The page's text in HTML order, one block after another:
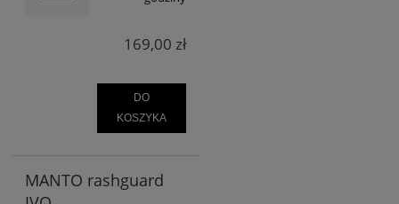
169,00 zł
DO
KOSZYKA
MANTO rashguard